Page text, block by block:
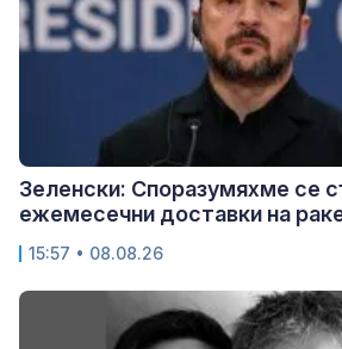
Зеленски: Споразумяхме се
ежемесечни доставки на
15:57 • 08.08.26